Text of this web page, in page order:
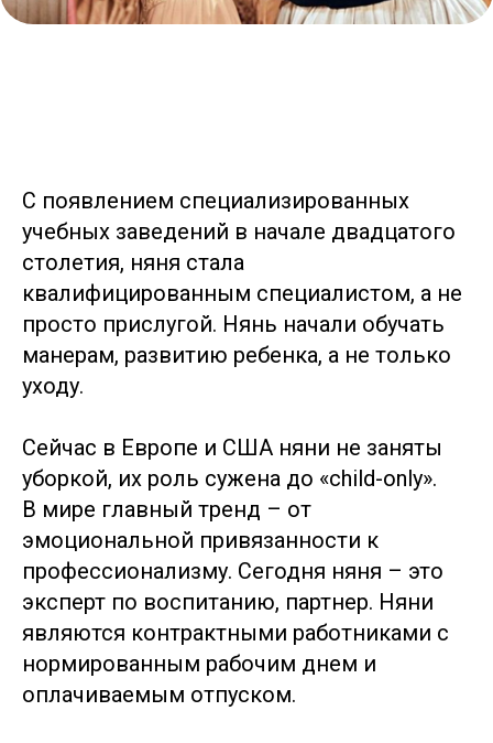
С появлением специализированных
учебных заведений в начале двадцатого
столетия, няня стала
квалифицированным специалистом, а не
просто прислугой. Нянь начали обучать
манерам, развитию ребенка, а не только
уходу.
Сейчас в Европе и США няни не заняты
уборкой, их роль сужена до «child-only».
В мире главный тренд – от
эмоциональной привязанности к
профессионализму. Сегодня няня – это
эксперт по воспитанию, партнер. Няни
являются контрактными работниками с
нормированным рабочим днем и
оплачиваемым отпуском.